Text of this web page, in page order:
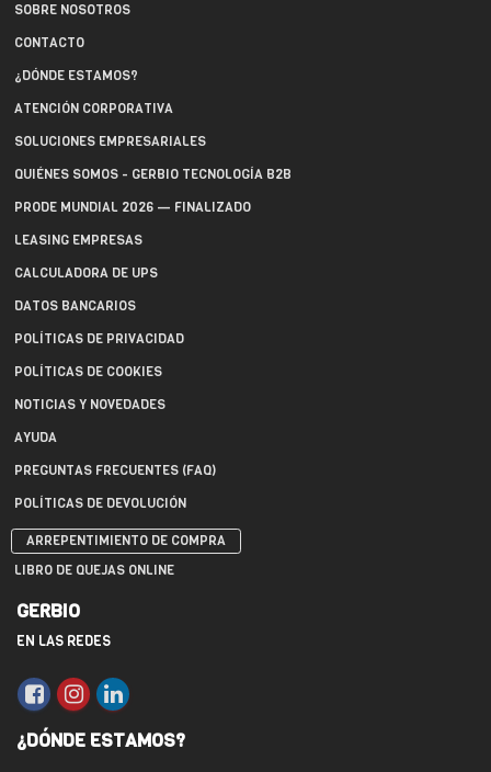
SOBRE NOSOTROS
CONTACTO
¿DÓNDE ESTAMOS?
ATENCIÓN CORPORATIVA
SOLUCIONES EMPRESARIALES
QUIÉNES SOMOS - GERBIO TECNOLOGÍA B2B
PRODE MUNDIAL 2026 — FINALIZADO
LEASING EMPRESAS
CALCULADORA DE UPS
DATOS BANCARIOS
POLÍTICAS DE PRIVACIDAD
POLÍTICAS DE COOKIES
NOTICIAS Y NOVEDADES
AYUDA
PREGUNTAS FRECUENTES (FAQ)
POLÍTICAS DE DEVOLUCIÓN
ARREPENTIMIENTO DE COMPRA
LIBRO DE QUEJAS ONLINE
GERBIO
EN LAS REDES
¿DÓNDE ESTAMOS?